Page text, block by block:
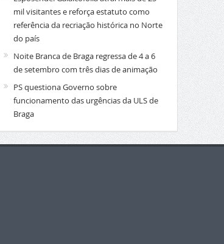
mil visitantes e reforça estatuto como
referência da recriação histórica no Norte
do país
Noite Branca de Braga regressa de 4 a 6
de setembro com três dias de animação
PS questiona Governo sobre
funcionamento das urgências da ULS de
Braga